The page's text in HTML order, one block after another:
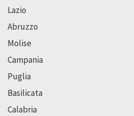
Lazio
Abruzzo
Molise
Campania
Puglia
Basilicata
Calabria